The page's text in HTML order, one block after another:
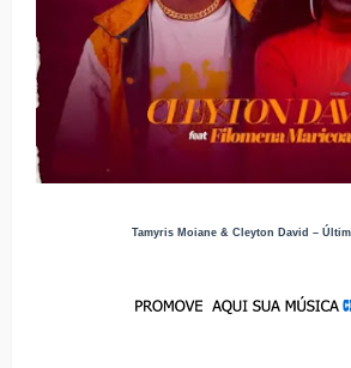
Tamyris Moiane & Cleyton David –